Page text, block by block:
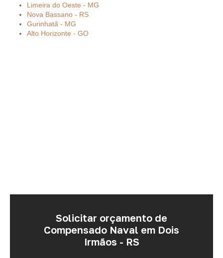
Limeira do Oeste - MG
Nova Bassano - RS
Gurinhatã - MG
Alto Horizonte - GO
Solicitar orçamento de
Compensado Naval em Dois
Irmãos - RS